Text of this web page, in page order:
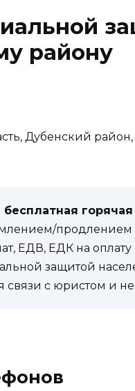
району
Дубенский
бесплатная
продлением
ЕДВ, ЕДК на
защитой
связи с юристом и